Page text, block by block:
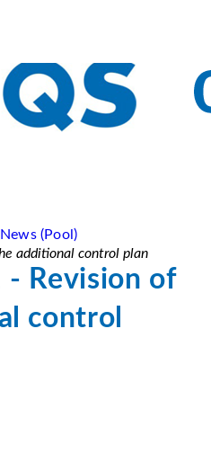
(Pool)
additional control plan
Revision of
control